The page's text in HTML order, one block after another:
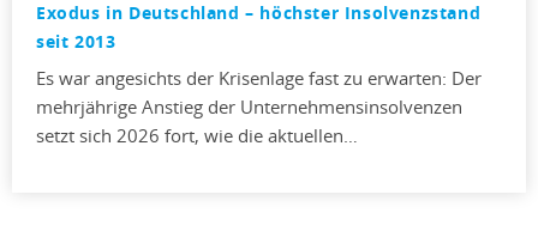
Exodus in Deutschland – höchster Insolvenzstand
seit 2013
Es war angesichts der Krisenlage fast zu erwarten: Der
mehrjährige Anstieg der Unternehmensinsolvenzen
setzt sich 2026 fort, wie die aktuellen…